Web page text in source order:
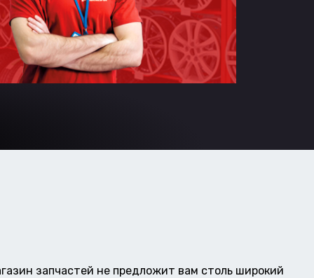
запчастей не предложит вам столь широкий